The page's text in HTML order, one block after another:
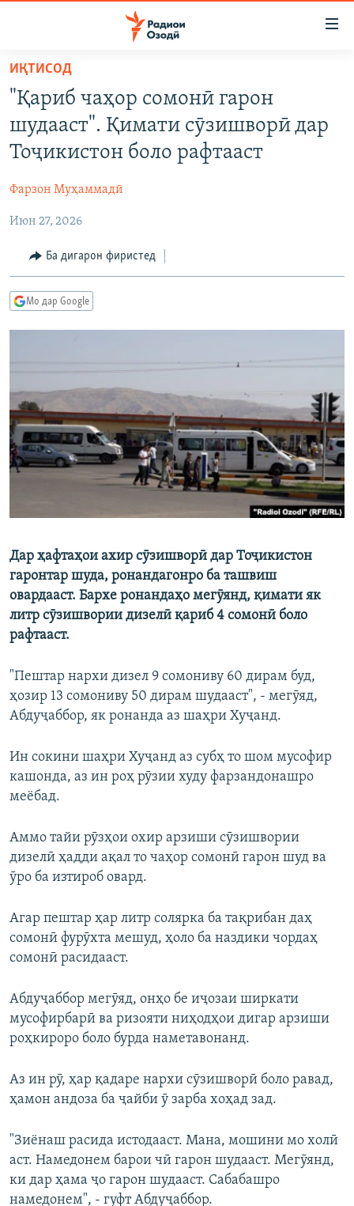
Ҷаҳиш
мояи
аслӣ
Ҷаҳиш
ба
феҳристи
аслӣ
Ҷаҳиш
ҷустор
ГӮШАҲО
СИЁСАТ
ҚАЗИЯИ "КРОКУС"
ОСИЁИ МАРКАЗӢ
ФАРҲАНГ
ВАРЗИШ
ГАПИ ОЗОД
РӮЗГОРИ МУҲОҶИР
ТАҲҚИҚОТ
ҶАНГ ДАР УКРАИНА
НАЗАРИ МАРДУМ
ОЗОДӢ ОНЛАЙН
ВИДЕО
ГУЗОРИШҲОИ РАДИОӢ
РӮЙХАТҲО
ПАЙГИРӢ КУНЕД
ИҚТИСОД
"Қариб чаҳор сомонӣ гарон
шудааст". Қимати сӯзишворӣ дар
Тоҷикистон боло рафтааст
Фарзон Муҳаммадӣ
Июн 27, 2026
Ба дигарон фиристед
Мо дар Google
Дар ҳафтаҳои ахир сӯзишворӣ дар Тоҷикистон
гаронтар шуда, ронандагонро ба ташвиш
овардааст. Бархе ронандаҳо мегӯянд, қимати як
литр сӯзишвории дизелӣ қариб 4 сомонӣ боло
рафтааст.
"Пештар нархи дизел 9 сомониву 60 дирам буд,
ҳозир 13 сомониву 50 дирам шудааст", - мегӯяд,
Абдуҷаббор, як ронанда аз шаҳри Хуҷанд.
Ин сокини шаҳри Хуҷанд аз субҳ то шом мусофир
кашонда, аз ин роҳ рӯзии худу фарзандонашро
меёбад.
Аммо тайи рӯзҳои охир арзиши сӯзишвории
дизелӣ ҳадди ақал то чаҳор сомонӣ гарон шуд ва
ӯро ба изтироб овард.
Агар пештар ҳар литр солярка ба тақрибан даҳ
сомонӣ фурӯхта мешуд, ҳоло ба наздики чордаҳ
сомонӣ расидааст.
Абдуҷаббор мегӯяд, онҳо бе иҷозаи ширкати
мусофирбарӣ ва ризояти ниҳодҳои дигар арзиши
роҳкироро боло бурда наметавонанд.
Аз ин рӯ, ҳар қадаре нархи сӯзишворӣ боло равад,
ҳамон андоза ба ҷайби ӯ зарба хоҳад зад.
"Зиёнаш расида истодааст. Мана, мошини мо холӣ
аст. Намедонем барои чӣ гарон шудааст. Мегӯянд,
ки дар ҳама ҷо гарон шудааст. Сабабашро
намедонем", - гуфт Абдуҷаббор.